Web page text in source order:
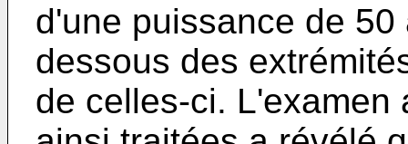
d'une puissance de
dessous des
de celles-ci. L'examen